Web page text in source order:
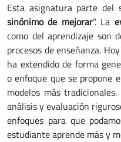
Esta asignatura parte del
sinónimo de mejorar”. La
como del aprendizaje son
procesos de enseñanza.
ha extendido de forma
o enfoque que se propone
modelos más
análisis y evaluación
enfoques para que
estudiante aprende más y